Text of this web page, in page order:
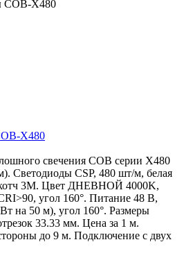
X480
свечения COB серии X480
Светодиоды CSP, 480 шт/м, белая
3M. Цвет ДНЕВНОЙ 4000K,
угол 160°. Питание 48 В,
на 50 м), угол 160°. Размеры
33.33 мм. Цена за 1 м.
до 9 м. Подключение с двух